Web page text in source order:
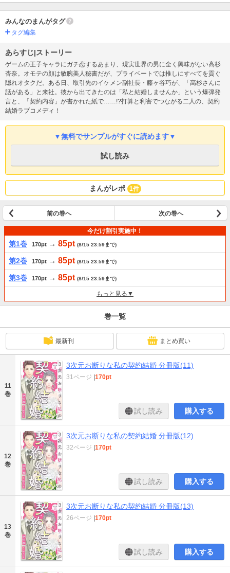
みんなのまんがタグ
タグ編集
あらすじ|ストーリー
ゲームの王子キャラにガチ恋するあまり、現実世界の男に全く興味がない高杉
杏奈。オモテの顔は敏腕美人秘書だが、プライベートでは推しにすべてを貢ぐ
隠れオタクだ。ある日、取引先のイケメン副社長・藤ヶ谷巧が、「高杉さんに
話がある」と来社。彼から出てきたのは「私と結婚しませんか」という爆弾発
言と、「契約内容」が書かれた紙で……!?打算と利害でつながる二人の、契約
結婚ラブコメディ！
▼無料でサンプルがすぐに読めます▼
試し読み
まんがレポ 1件
前の巻へ 次の巻へ
今だけ割引実施中！
第1巻 170pt → 85pt (8/15 23:59まで)
第2巻 170pt → 85pt (8/15 23:59まで)
第3巻 170pt → 85pt (8/15 23:59まで)
もっと見る▼
巻一覧
最新刊 まとめ買い
11
巻
3次元お断りな私の契約結婚 分冊版(11)
31ページ 170pt
試し読み 購入する
12
巻
3次元お断りな私の契約結婚 分冊版(12)
32ページ 170pt
試し読み 購入する
13
巻
3次元お断りな私の契約結婚 分冊版(13)
26ページ 170pt
試し読み 購入する